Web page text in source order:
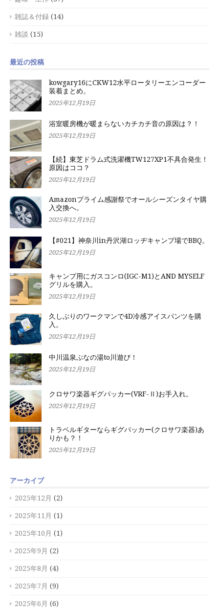
雑誌＆付録 (14)
雑談 (15)
最近の投稿
kowgary16にCKW12水平ロータリーエンコーダー
装着まとめ。
2025年12月19日
浴室暖房機が暖まらないカチカチ音の原因は？！
2025年12月19日
【続】東芝ドラム式洗濯機TW127XP1不具合発生！
原因はココ？
2025年12月19日
Amazonプライム感謝祭でオールシーズンタイヤ購
入交換へ。
2025年12月19日
【#021】神奈川in丹沢湖ロッヂキャンプ場でBBQ。
2025年12月19日
キャンプ用にガスコンロ(IGC-M1)とAND MYSELF
グリルを購入。
2025年12月19日
久しぶりのワークマンで4D冷感アイスパンツを購
入。
2025年12月19日
中川温泉ぶなの湯to川遊び！
2025年12月19日
クロサワ楽器ギグパッカー(VRF-Ⅱ)お手入れ。
2025年12月19日
トラベルギターならギグパッカー(クロサワ楽器)あ
りかも？！
2025年12月19日
アーカイブ
2025年12月 (2)
2025年11月 (1)
2025年10月 (1)
2025年9月 (2)
2025年8月 (4)
2025年7月 (9)
2025年6月 (6)